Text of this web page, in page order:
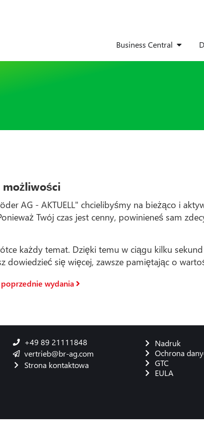
Business Central
AG - AKTUELL" chcielibyśmy na bieżąco i
Twój czas jest cenny, powinieneś sam
każdy temat. Dzięki temu w ciągu kilku
dowiedzieć się więcej, zawsze pamiętając o
wydania
+49 89 21111848
vertrieb@br-ag.com
Strona kontaktowa
Nadruk
Ochrona
GTC
EULA